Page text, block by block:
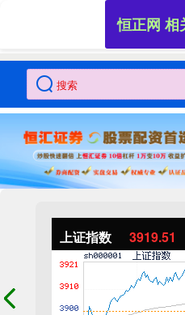
上证指数 3919.51
恒正网 相